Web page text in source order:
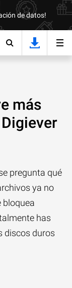
de datos!
más
pregunta qué
ya no
bloquea
has
discos duros